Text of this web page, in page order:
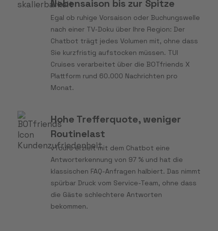
Nebensaison bis zur Spitze
Egal ob ruhige Vorsaison oder Buchungswelle
nach einer TV-Doku über Ihre Region: Der
Chatbot trägt jedes Volumen mit, ohne dass
Sie kurzfristig aufstocken müssen. TUI
Cruises verarbeitet über die BOTfriends X
Plattform rund 60.000 Nachrichten pro
Monat.
Hohe Trefferquote, weniger
Routinelast
vTours erzielt mit dem Chatbot eine
Antworterkennung von 97 % und hat die
klassischen FAQ-Anfragen halbiert. Das nimmt
spürbar Druck vom Service-Team, ohne dass
die Gäste schlechtere Antworten
bekommen.